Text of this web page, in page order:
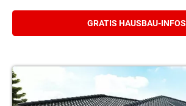
GRATIS HAUSBAU-INFOS